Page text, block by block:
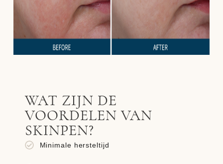
WAT ZIJN DE
VOORDELEN VAN
SKINPEN?
Minimale hersteltijd